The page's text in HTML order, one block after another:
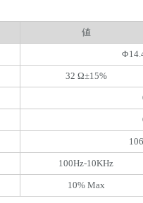
値
32 Ω±15%
100Hz-10KHz
10% Max